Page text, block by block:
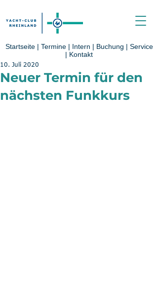
Startseite| Termine | Intern | Buchung | Service
| Kontakt
Neuer Termin für den
nächsten Funkkurs
10. Juli 2020